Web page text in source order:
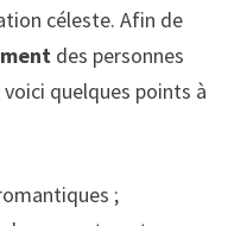
céleste. Afin de
des personnes
quelques points à
;